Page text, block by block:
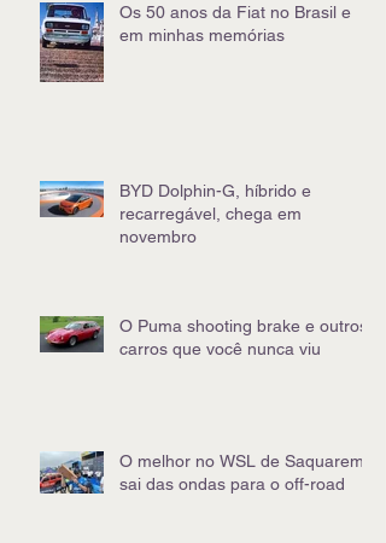
Os 50 anos da Fiat no Brasil e
em minhas memórias
BYD Dolphin-G, híbrido e
recarregável, chega em
novembro
O Puma shooting brake e outros
carros que você nunca viu
O melhor no WSL de Saquarema
sai das ondas para o off-road